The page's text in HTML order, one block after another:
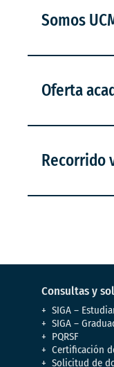
Somos
Oferta
Recorrido
Consultas y
SIGA –
SIGA –
PQRSF
Certificación
Solicitud de